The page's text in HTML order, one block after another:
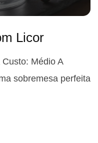
Licor
Médio A
sobremesa perfeita